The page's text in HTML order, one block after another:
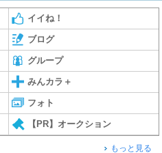
イイね！
ブログ
グループ
みんカラ＋
フォト
【PR】オークション
もっと見る